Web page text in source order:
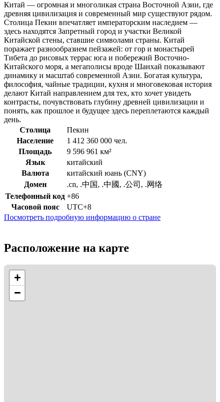
Китай — огромная и многоликая страна Восточной Азии, где
древняя цивилизация и современный мир существуют рядом.
Столица Пекин впечатляет императорским наследием —
здесь находятся Запретный город и участки Великой
Китайской стены, ставшие символами страны. Китай
поражает разнообразием пейзажей: от гор и монастырей
Тибета до рисовых террас юга и побережий Восточно-
Китайского моря, а мегаполисы вроде Шанхай показывают
динамику и масштаб современной Азии. Богатая культура,
философия, чайные традиции, кухня и многовековая история
делают Китай направлением для тех, кто хочет увидеть
контрасты, почувствовать глубину древней цивилизации и
понять, как прошлое и будущее здесь переплетаются каждый
день.
Столица
Пекин
Население
1 412 360 000 чел.
Площадь
9 596 961 км²
Язык
китайский
Валюта
китайский юань (CNY)
Домен
.cn, .中国, .中國, .公司, .网络
Телефонный код +86
Часовой пояс
UTC+8
Посмотреть подробную информацию о стране
Расположение на карте
+
−